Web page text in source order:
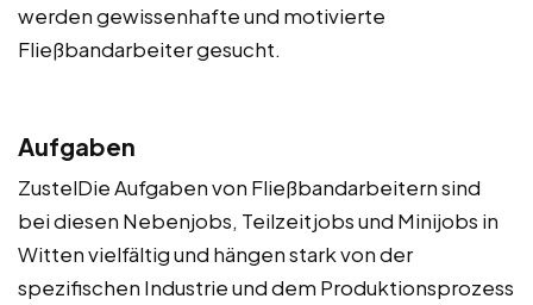
werden gewissenhafte und motivierte
Fließbandarbeiter gesucht.
Aufgaben
ZustelDie Aufgaben von Fließbandarbeitern sind
bei diesen Nebenjobs, Teilzeitjobs und Minijobs in
Witten vielfältig und hängen stark von der
spezifischen Industrie und dem Produktionsprozess